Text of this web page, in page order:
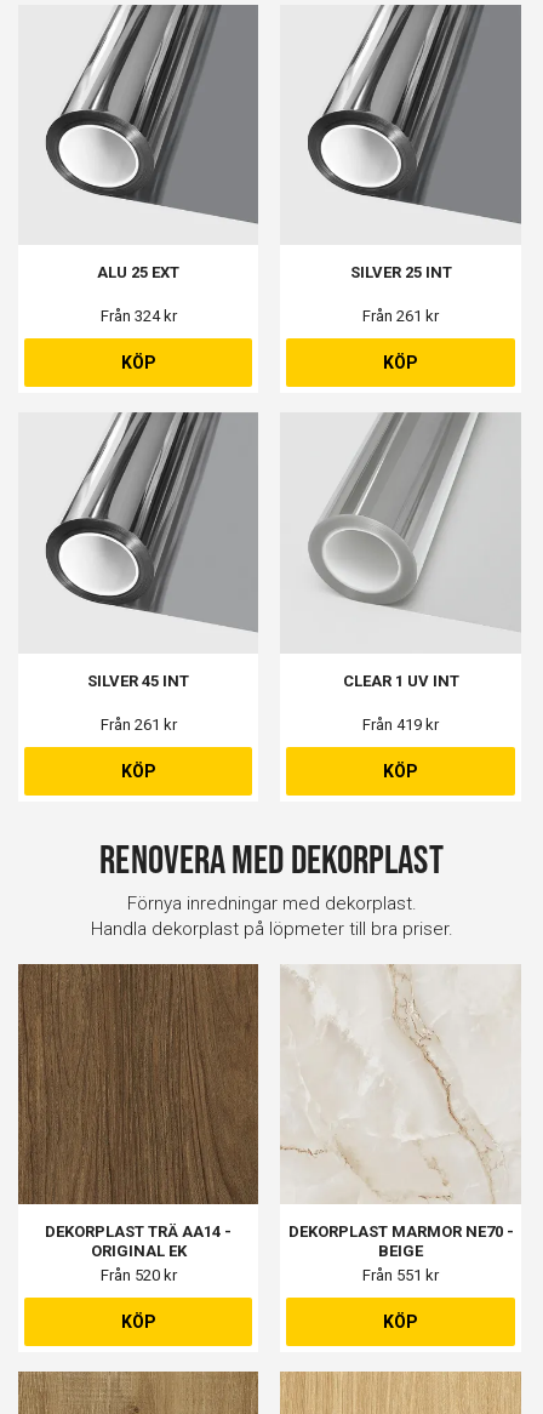
ALU 25 EXT
Från 324 kr
KÖP
SILVER 25 INT
Från 261 kr
KÖP
SILVER 45 INT
Från 261 kr
KÖP
CLEAR 1 UV INT
Från 419 kr
KÖP
Renovera med dekorplast
Förnya inredningar med dekorplast.
Handla dekorplast på löpmeter till bra priser.
DEKORPLAST TRÄ AA14 -
ORIGINAL EK
Från 520 kr
KÖP
DEKORPLAST MARMOR NE70 -
BEIGE
Från 551 kr
KÖP